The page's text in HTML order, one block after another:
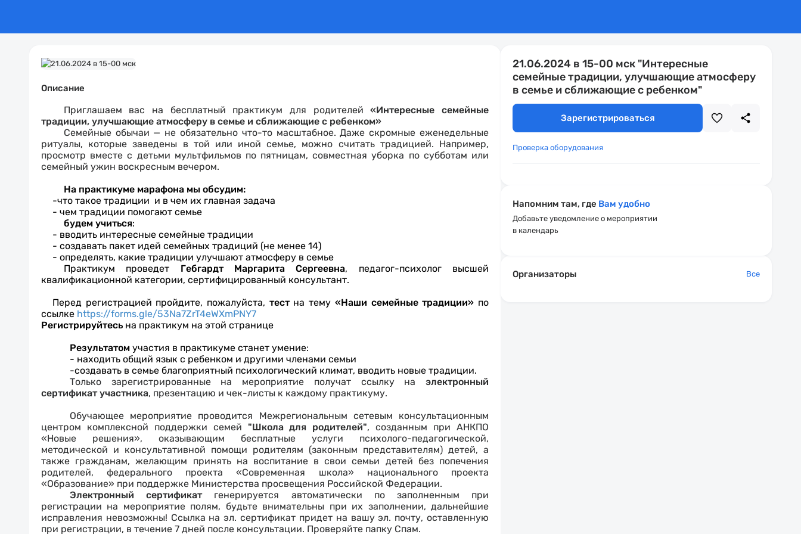
Описание
Приглашаем вас на бесплатный практикум для родителей«Интересные семейные
традиции, улучшающие атмосферу в семье и сближающие с ребенком»
Семейные обычаи — не обязательно что-то масштабное. Даже скромные еженедельные
ритуалы, которые заведены в той или иной семье, можно считать традицией. Например,
просмотр вместе с детьми мультфильмов по пятницам, совместная уборка по субботам или
семейный ужин воскресным вечером.
На практикуме марафона мы обсудим:
-что такое традиции и в чем их главная задача
- чем традиции помогают семье
будем учиться:
- вводить интересные семейные традиции
- создавать пакет идей семейных традиций (не менее 14)
- определять, какие традиции улучшают атмосферу в семье
Практикум
проведет Гебгардт Маргарита Сергеевна, педагог-психолог высшей
квалификационной категории, сертифицированный консультант.
Перед регистрацией пройдите, пожалуйста, тестна тему «Наши семейные традиции» по
ссылке https://forms.gle/53Na7ZrT4eWXmPNY7
Регистрируйтесь на практикум на этой странице
Результатом участия в практикуме станет умение:
- находить общий язык с ребенком и другими членами семьи
-создавать в семье благоприятный психологический климат, вводить новые традиции.
Только зарегистрированные на мероприятие получат ссылку на электронный
сертификат участника, презентацию и чек-листы к каждому практикуму.
Обучающее мероприятие проводится Межрегиональным сетевым консультационным
центром комплексной поддержки семей "Школа для родителей", созданным при АНКПО
«Новые решения», оказывающим бесплатные услуги психолого-педагогической,
методической и консультативной помощи родителям (законным представителям) детей, а
также гражданам, желающим принять на воспитание в свои семьи детей без попечения
родителей, федерального проекта «Современная школа» национального проекта
«Образование» при поддержке Министерства просвещения Российской Федерации.
Электронный сертификатгенерируется автоматически по заполненным при
регистрации на мероприятие полям, будьте внимательны при их заполнении, дальнейшие
исправления невозможны! Ссылка на эл. сертификат придет на вашу эл. почту, оставленную
при регистрации, в течение 7 дней после консультации. Проверяйте папку Спам.
21.06.2024 в 15-00 мск "Интересные
семейные традиции, улучшающие атмосферу
в семье и сближающие с ребенком"
Зарегистрироваться
Проверка оборудования
Напомним там, где Вам удобно
Добавьте уведомление о мероприятии
в календарь
Организаторы Все